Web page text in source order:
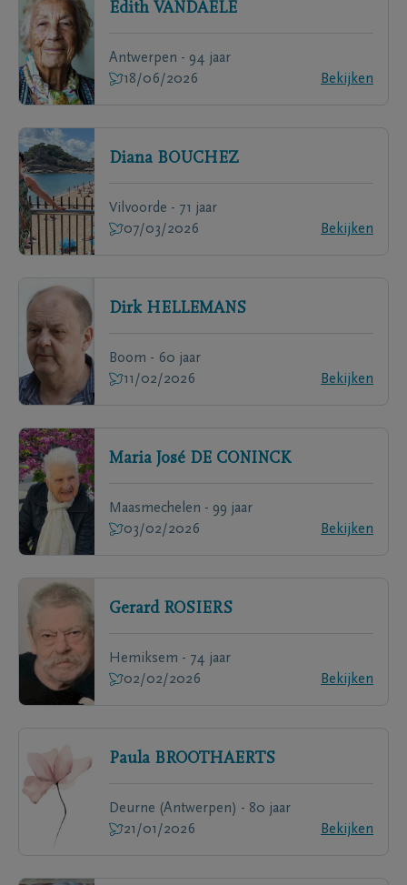
Edith VANDAELE
Antwerpen - 94 jaar
18/06/2026
Bekijken
Diana BOUCHEZ
Vilvoorde - 71 jaar
07/03/2026
Bekijken
Dirk HELLEMANS
Boom - 60 jaar
11/02/2026
Bekijken
Maria José DE CONINCK
Maasmechelen - 99 jaar
03/02/2026
Bekijken
Gerard ROSIERS
Hemiksem - 74 jaar
02/02/2026
Bekijken
Paula BROOTHAERTS
Deurne (Antwerpen) - 80 jaar
21/01/2026
Bekijken